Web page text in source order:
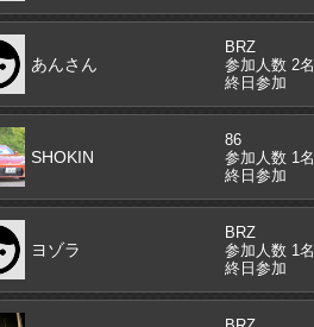
あんさん
BRZ
参加人数 2名
終日参加
SHOKIN
86
参加人数 1名
終日参加
ヨゾラ
BRZ
参加人数 1名
終日参加